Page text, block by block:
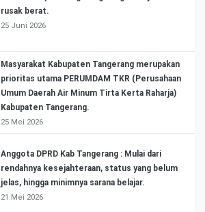
rusak berat.
25 Juni 2026
Masyarakat Kabupaten Tangerang merupakan
prioritas utama PERUMDAM TKR (Perusahaan
Umum Daerah Air Minum Tirta Kerta Raharja)
Kabupaten Tangerang.
25 Mei 2026
Anggota DPRD Kab Tangerang : Mulai dari
rendahnya kesejahteraan, status yang belum
jelas, hingga minimnya sarana belajar.
21 Mei 2026